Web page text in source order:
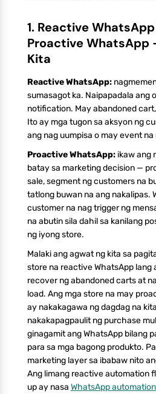
1. Reactive
Proactive WhatsApp
Kita
Reactive WhatsApp:
sumasagot ka. Naipapadala ang
notification. May abandoned
Ito ay mga tugon sa aksyon ng
ang nag uumpisa o may event
Proactive WhatsApp: ikaw ang
batay sa marketing decision —
sale, segment ng customers na
tatlong buwan na ang nakalipas.
customer na nag trigger ng
na abutin sila dahil sa kanilang
ng iyong store.
Malaki ang agwat ng kita sa
store na reactive WhatsApp lang
recover ng abandoned carts at
load. Ang mga store na may
ay nakakagawa ng dagdag na
nakakapagpaulit ng purchase
ginagamit ang WhatsApp bilang
para sa mga bagong produkto.
marketing layer sa ibabaw nito
Ang limang reactive automation
up ay nasa WhatsApp